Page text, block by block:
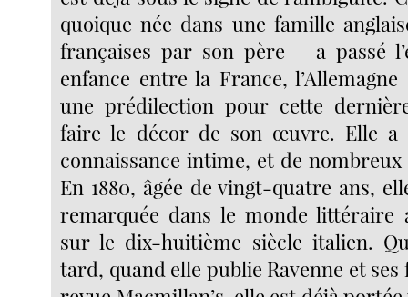
quoique née dans une famille
françaises par son père – a passé
enfance entre la France,
une prédilection pour cette
faire le décor de son œuvre. Elle a
connaissance intime, et de nombreux
En 1880, âgée de vingt-quatre ans,
remarquée dans le monde littéraire
sur le dix-huitième siècle italien.
tard, quand elle publie Ravenne et ses